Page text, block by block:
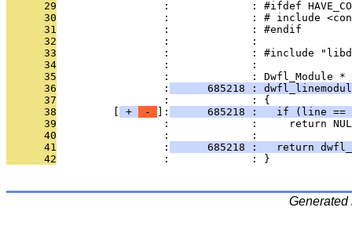
      29
:             : #ifdef
      30
:             : # include
      31
                 :             : #endif
      32
                 :             :
      33
:             : #include
      34
                 :             :
      35
                 :             : Dwfl_Module *
      36
                 :
685218 :
      37
                 :             : {
      38
+ - ]:
685218 :   if (line ==
      39
:             :     return
      40
                 :             :
      41
                 :
685218 :   return
      42
                 :             : }